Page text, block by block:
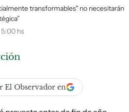
transformables" no necesitarán
5:00 hs
El Observador en